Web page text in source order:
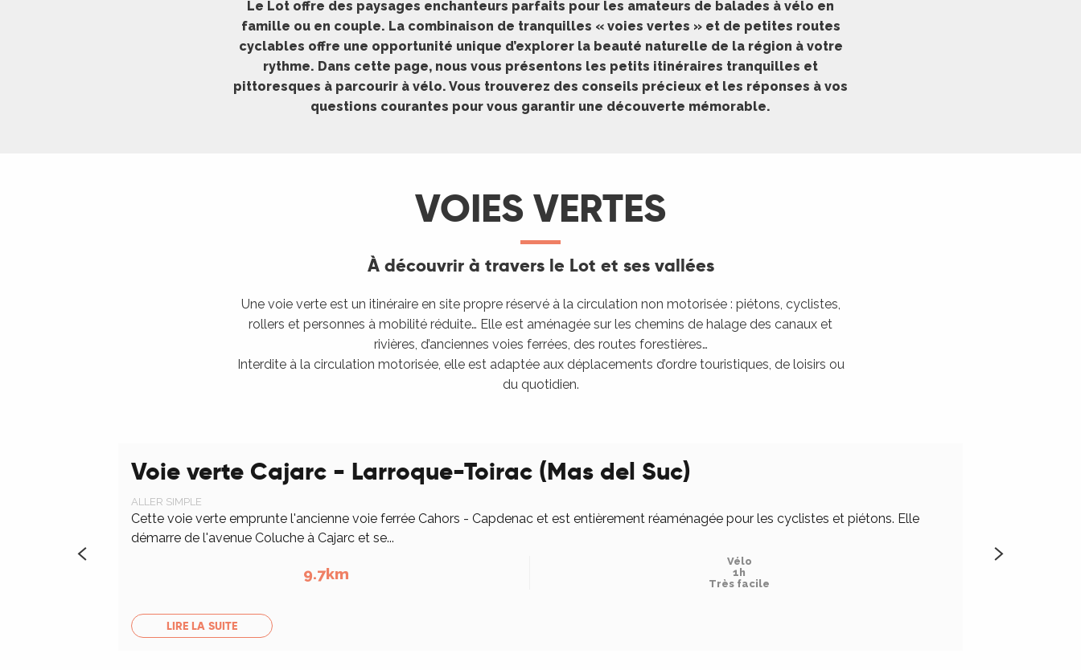
Le Lot offre des paysages enchanteurs parfaits pour les amateurs de balades à vélo en
famille ou en couple. La combinaison de tranquilles « voies vertes » et de petites routes
cyclables offre une opportunité unique d’explorer la beauté naturelle de la région à votre
rythme. Dans cette page, nous vous présentons les petits itinéraires tranquilles et
pittoresques à parcourir à vélo. Vous trouverez des conseils précieux et les réponses à vos
questions courantes pour vous garantir une découverte mémorable.
VOIES VERTES
À découvrir à travers le Lot et ses vallées
Une voie verte est un itinéraire en site propre réservé à la circulation non motorisée : piétons, cyclistes,
rollers et personnes à mobilité réduite… Elle est aménagée sur les chemins de halage des canaux et
rivières, d’anciennes voies ferrées, des routes forestières…
Interdite à la circulation motorisée, elle est adaptée aux déplacements d’ordre touristiques, de loisirs ou
du quotidien.
Voie verte Cajarc - Larroque-Toirac (Mas del Suc)
ALLER SIMPLE
Cette voie verte emprunte l'ancienne voie ferrée Cahors - Capdenac et est entièrement réaménagée pour les cyclistes et piétons. Elle
démarre de l'avenue Coluche à Cajarc et se...
9.7km
Vélo
1h
Très facile
LIRE LA SUITE